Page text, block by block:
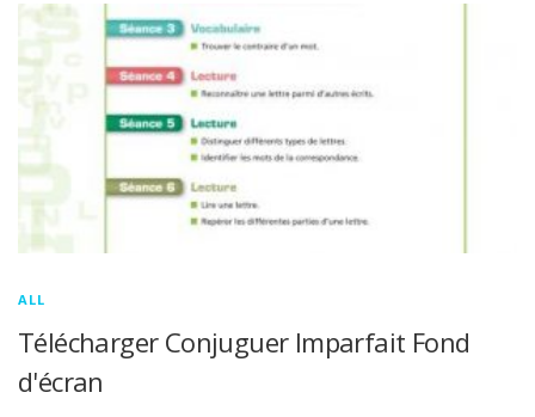
ALL
Télécharger Conjuguer Imparfait Fond
d'écran